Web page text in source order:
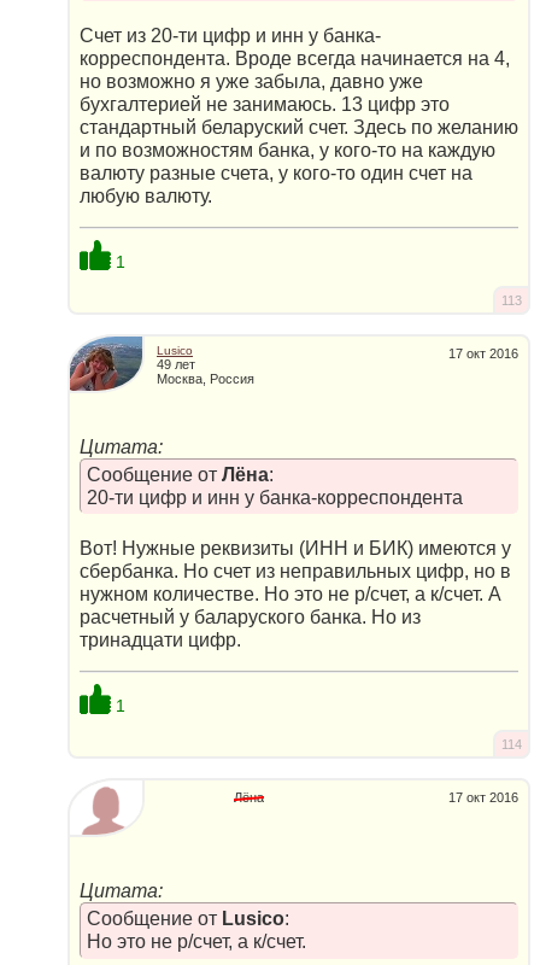
Счет из 20-ти цифр и инн у банка-
корреспондента. Вроде всегда начинается на 4,
но возможно я уже забыла, давно уже
бухгалтерией не занимаюсь. 13 цифр это
стандартный беларуский счет. Здесь по желанию
и по возможностям банка, у кого-то на каждую
валюту разные счета, у кого-то один счет на
любую валюту.
1
113
17 окт 2016
Lusico
49 лет
Москва, Россия
Цитата:
Сообщение от Лёна:
20-ти цифр и инн у банка-корреспондента
Вот! Нужные реквизиты (ИНН и БИК) имеются у
сбербанка. Но счет из неправильных цифр, но в
нужном количестве. Но это не р/счет, а к/счет. А
расчетный у баларуского банка. Но из
тринадцати цифр.
1
114
17 окт 2016
Лёна
Цитата:
Сообщение от Lusico:
Но это не р/счет, а к/счет.